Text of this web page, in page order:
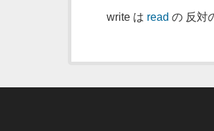
write は read の 反対